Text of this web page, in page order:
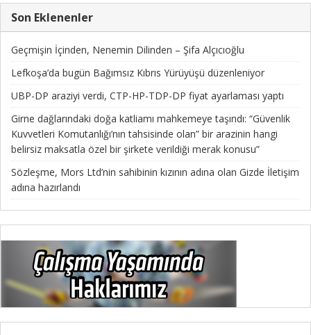
Son Eklenenler
Geçmişin İçinden, Nenemin Dilinden – Şifa Alçıcıoğlu
Lefkoşa’da bugün Bağımsız Kıbrıs Yürüyüşü düzenleniyor
UBP-DP araziyi verdi, CTP-HP-TDP-DP fiyat ayarlaması yaptı
Girne dağlarındaki doğa katliamı mahkemeye taşındı: “Güvenlik
Kuvvetleri Komutanlığı’nın tahsisinde olan” bir arazinin hangi
belirsiz maksatla özel bir şirkete verildiği merak konusu”
Sözleşme, Mors Ltd’nin sahibinin kızının adına olan Gizde İletişim
adına hazırlandı